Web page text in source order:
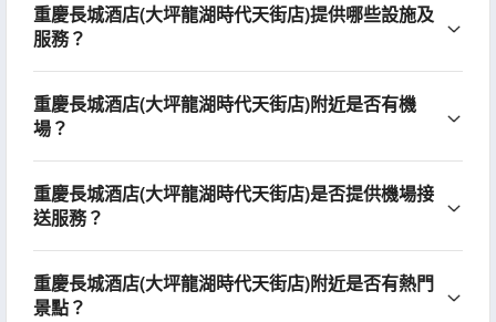
重慶長城酒店(大坪龍湖時代天街店)提供哪些設施及
服務？
重慶長城酒店(大坪龍湖時代天街店)附近是否有機
場？
重慶長城酒店(大坪龍湖時代天街店)是否提供機場接
送服務？
重慶長城酒店(大坪龍湖時代天街店)附近是否有熱門
景點？